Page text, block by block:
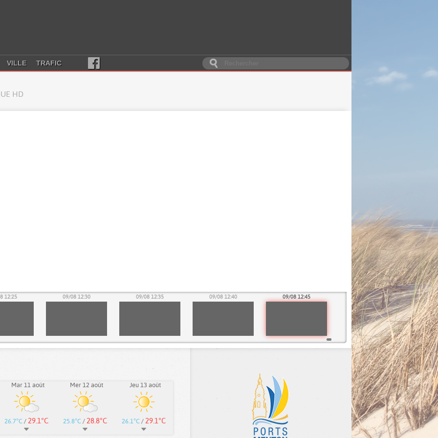
VILLE TRAFIC
HD
12:25 09/08 12:30 09/08 12:35 09/08 12:40 09/08 12:45
Mar 11 août
26.7°C / 29.1°C
Mer 12 août
25.8°C / 28.8°C
Jeu 13 août
26.1°C / 29.1°C